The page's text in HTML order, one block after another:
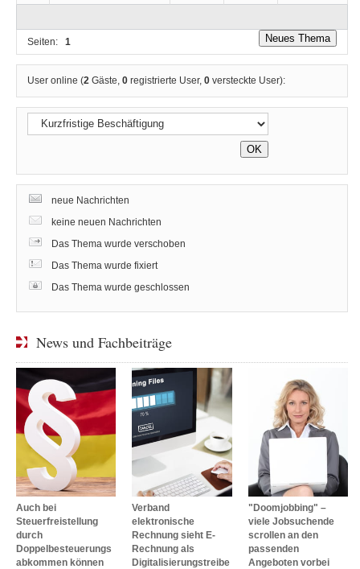
Seiten: 1 Neues Thema
User online (2 Gäste,0 registrierte User,0 versteckte User):
neue Nachrichten
keine neuen Nachrichten
Das Thema wurde verschoben
Das Thema wurde fixiert
Das Thema wurde geschlossen
News und Fachbeiträge
Auch bei
Steuerfreistellung
durch
Doppelbesteuerungs
abkommen können
Verband
elektronische
Rechnung sieht E-
Rechnung als
Digitalisierungstreibe
"Doomjobbing" –
viele Jobsuchende
scrollen an den
passenden
Angeboten vorbei